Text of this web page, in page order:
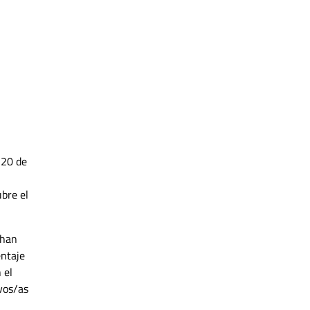
de
el
el
as